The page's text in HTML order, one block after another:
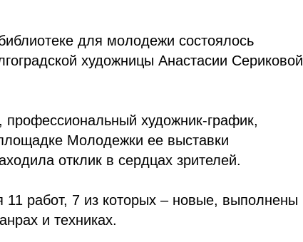
для молодежи состоялось
художницы Анастасии Сериковой
профессиональный художник-график,
Молодежки ее выставки
отклик в сердцах зрителей.
11 работ, 7 из которых – новые, выполнены
и техниках.